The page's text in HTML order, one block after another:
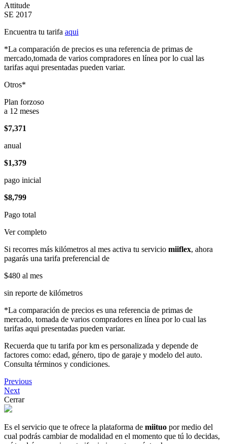
Attitude
SE 2017
Encuentra tu tarifa aqui
*La comparación de precios es una referencia de primas de
mercado,tomada de varios compradores en línea por lo cual las
tarifas aqui presentadas pueden variar.
Otros*
Plan forzoso
a 12 meses
$7,371
anual
$1,379
pago inicial
$8,799
Pago total
Ver completo
Si recorres más kilómetros al mes activa tu servicio miiflex, ahora
pagarás una tarifa preferencial de
$480 al mes
sin reporte de kilómetros
*La comparación de precios es una referencia de primas de
mercado, tomada de varios compradores en línea por lo cual las
tarifas aqui presentadas pueden variar.
Recuerda que tu tarifa por km es personalizada y depende de
factores como: edad, género, tipo de garaje y modelo del auto.
Consulta términos y condiciones.
Previous
Next
Cerrar
Es el servicio que te ofrece la plataforma de miituo por medio del
cual podrás cambiar de modalidad en el momento que tú lo decidas,